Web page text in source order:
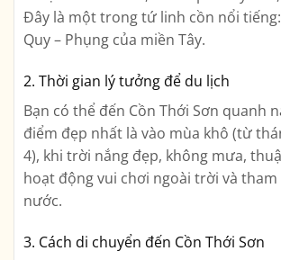
Đây là một trong tứ linh cồn nổi tiếng:
Quy – Phụng của miền Tây.
2. Thời gian lý tưởng để du lịch
Bạn có thể đến Cồn Thới Sơn quanh
điểm đẹp nhất là vào mùa khô (từ
4), khi trời nắng đẹp, không mưa,
hoạt động vui chơi ngoài trời và
nước.
3. Cách di chuyển đến Cồn Thới Sơn